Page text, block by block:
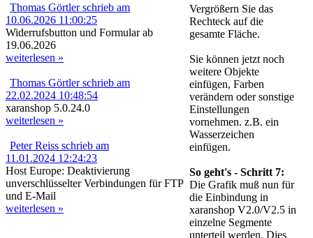
Thomas Görtler schrieb am
10.06.2026 11:00:25
Widerrufsbutton und Formular ab
19.06.2026
weiterlesen »
Thomas Görtler schrieb am
22.02.2024 10:48:54
xaranshop 5.0.24.0
weiterlesen »
Peter Reiss schrieb am
11.01.2024 12:24:23
Host Europe: Deaktivierung
unverschlüsselter Verbindungen für FTP
und E-Mail
weiterlesen »
Vergrößern Sie das
Rechteck auf die
gesamte Fläche.
Sie können jetzt noch
weitere Objekte
einfügen, Farben
verändern oder sonstige
Einstellungen
vornehmen. z.B. ein
Wasserzeichen
einfügen.
So geht's - Schritt 7:
Die Grafik muß nun für
die Einbindung in
xaranshop V2.0/V2.5 in
einzelne Segmente
unterteil werden. Dies